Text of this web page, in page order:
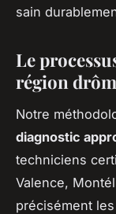
sain
Le
région
Notre
diagnostic
techniciens
Valence,
précisément